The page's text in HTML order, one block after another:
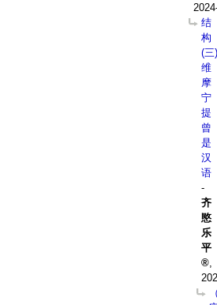
结
构
(三)
维
摩
宁
提
曾
是
汉
语
-
齐
愍
乐
平
,